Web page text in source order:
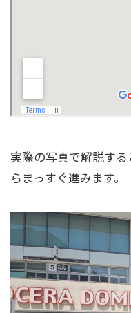
実際の写真で解説す
らまっすぐ進みます。